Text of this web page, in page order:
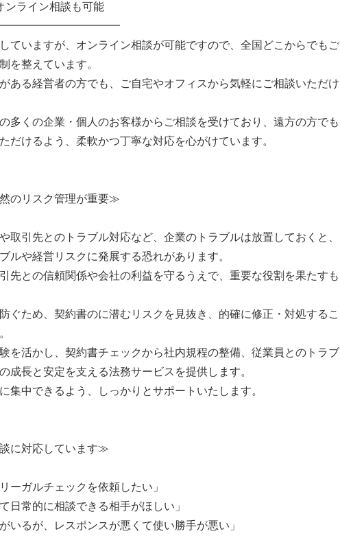
ンライン相談も可能
ていますが、オンライン相談が可能ですので、全国どこからでもご
を整えています。
ある経営者の方でも、ご自宅やオフィスから気軽にご相談いただけ
多くの企業・個人のお客様からご相談を受けており、遠方の方でも
だけるよう、柔軟かつ丁寧な対応を心がけています。
のリスク管理が重要≫
取引先とのトラブル対応など、企業のトラブルは放置しておくと、
ルや経営リスクに発展する恐れがあります。
先との信頼関係や会社の利益を守るうえで、重要な役割を果たすも
ぐため、契約書のに潜むリスクを見抜き、的確に修正・対処するこ
を活かし、契約書チェックから社内規程の整備、従業員とのトラブ
成長と安定を支える法務サービスを提供します。
集中できるよう、しっかりとサポートいたします。
に対応しています≫
ーガルチェックを依頼したい」
日常的に相談できる相手がほしい」
いるが、レスポンスが悪くて使い勝手が悪い」